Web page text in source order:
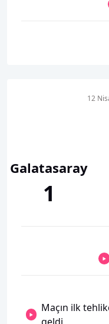
Galatasaray
1
12
Maçın ilk